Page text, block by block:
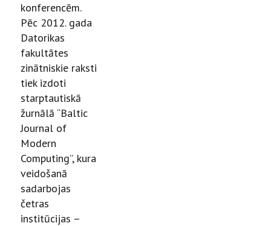
konferencēm.
Pēc 2012. gada
Datorikas
fakultātes
zinātniskie raksti
tiek izdoti
starptautiskā
žurnālā “Baltic
Journal of
Modern
Computing”, kura
veidošanā
sadarbojas
četras
institūcijas –